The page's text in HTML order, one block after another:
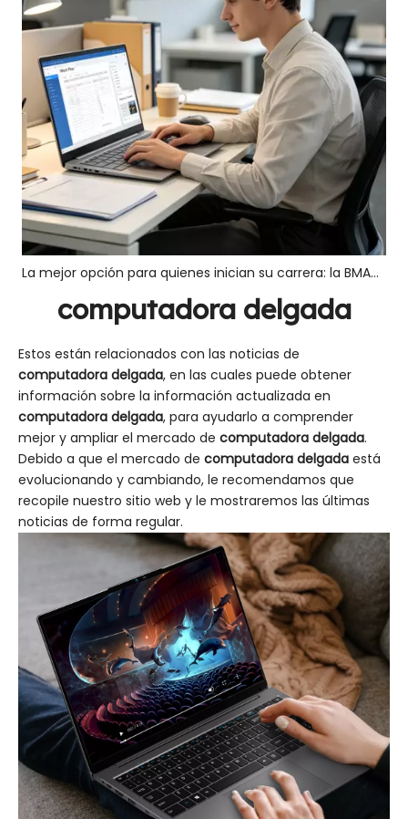
La mejor opción para quienes inician su carrera: la BMAX computadora portátil AI X17 Turbo: equilibrada, de alta especificación y de gran valor para acelerar su crecimiento profesional
computadora delgada
Estos están relacionados con las noticias de
computadora delgada, en las cuales puede obtener
información sobre la información actualizada en
computadora delgada, para ayudarlo a comprender
mejor y ampliar el mercado de computadora delgada.
Debido a que el mercado de computadora delgada está
evolucionando y cambiando, le recomendamos que
recopile nuestro sitio web y le mostraremos las últimas
noticias de forma regular.